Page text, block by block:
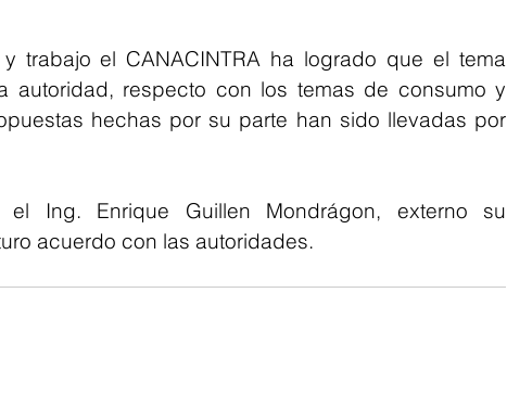
trabajo el CANACINTRA ha logrado que el tema
autoridad, respecto con los temas de consumo y
hechas por su parte han sido llevadas por
Ing. Enrique Guillen Mondrágon, externo su
acuerdo con las autoridades.